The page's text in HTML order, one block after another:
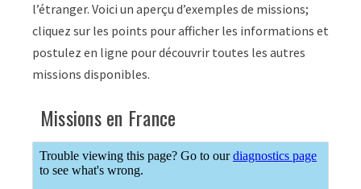
l’étranger. Voici un aperçu d’exemples de missions;
cliquez sur les points pour afficher les informations et
postulez en ligne pour découvrir toutes les autres
missions disponibles.
Missions en France